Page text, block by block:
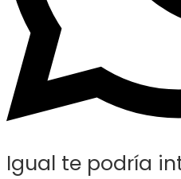
Igual te podría